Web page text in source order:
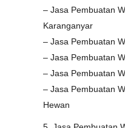
– Jasa Pembuatan
Karanganyar
– Jasa Pembuatan
– Jasa Pembuatan
– Jasa Pembuatan
– Jasa Pembuatan
Hewan